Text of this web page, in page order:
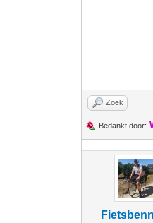
Zoek
Bedankt door: